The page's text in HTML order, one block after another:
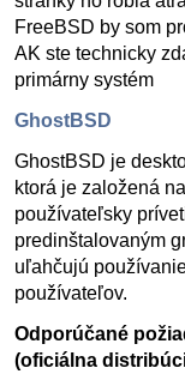
FreeBSD by som
AK ste technicky
primárny systém
GhostBSD
GhostBSD je
ktorá je založená
používateľsky
predinštalovaným
uľahčujú
používateľov.
Odporúčané
(oficiálna